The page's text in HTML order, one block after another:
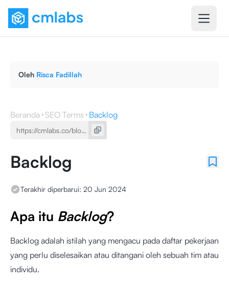
Oleh Risca Fadillah
Beranda SEO Terms Backlog
Backlog
Terakhir diperbarui: 20 Jun 2024
Apa itu Backlog?
Backlog adalah istilah yang mengacu pada daftar pekerjaan
yang perlu diselesaikan atau ditangani oleh sebuah tim atau
individu.